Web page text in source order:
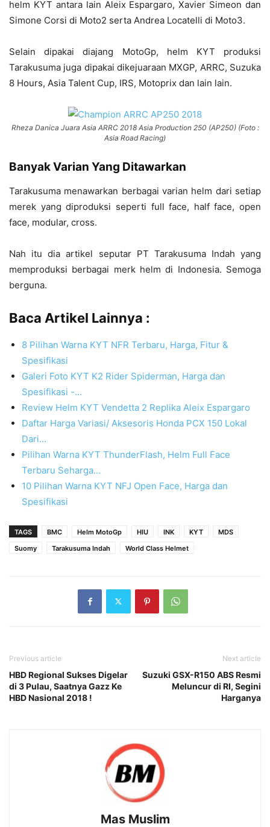
helm KYT antara lain Aleix Espargaro, Xavier Simeon dan
Simone Corsi di Moto2 serta Andrea Locatelli di Moto3.
Selain dipakai diajang MotoGp, helm KYT produksi
Tarakusuma juga dipakai dikejuaraan MXGP, ARRC, Suzuka
8 Hours, Asia Talent Cup, IRS, Motoprix dan lain lain.
Rheza Danica Juara Asia ARRC 2018 Asia Production 250 (AP250) (Foto :
Asia Road Racing)
Banyak Varian Yang Ditawarkan
Tarakusuma menawarkan berbagai varian helm dari setiap
merek yang diproduksi seperti full face, half face, open
face, modular, cross.
Nah itu dia artikel seputar PT Tarakusuma Indah yang
memproduksi berbagai merk helm di Indonesia. Semoga
berguna.
Baca Artikel Lainnya :
8 Pilihan Warna KYT NFR Terbaru, Harga, Fitur &
Spesifikasi
Galeri Foto KYT K2 Rider Spiderman, Harga dan
Spesifikasi -…
Review Helm KYT Vendetta 2 Replika Aleix Espargaro
Daftar Harga Variasi/ Aksesoris Honda PCX 150 Lokal
Dari…
Pilihan Warna KYT ThunderFlash, Helm Full Face
Terbaru Seharga…
10 Pilihan Warna KYT NFJ Open Face, Harga dan
Spesifikasi
TAGS BMC Helm MotoGp HIU INK KYT
MDS
Suomy
Tarakusuma Indah World Class Helmet
Previous article
HBD Regional Sukses Digelar
di 3 Pulau, Saatnya Gazz Ke
HBD Nasional 2018 !
Next article
Suzuki GSX-R150 ABS Resmi
Meluncur di RI, Segini
Harganya
Mas Muslim